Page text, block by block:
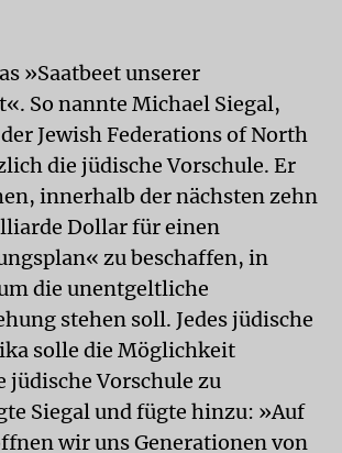
»Saatbeet unserer
So nannte Michael Siegal,
Jewish Federations of North
die jüdische Vorschule. Er
innerhalb der nächsten zehn
Dollar für einen
zu beschaffen, in
die unentgeltliche
stehen soll. Jedes jüdische
solle die Möglichkeit
jüdische Vorschule zu
Siegal und fügte hinzu: »Auf
wir uns Generationen von